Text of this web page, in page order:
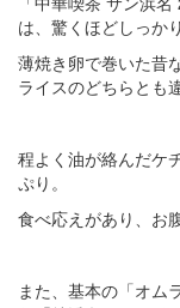
は、驚くほどしっか
薄焼き卵で巻いた昔
ライスのどちらとも
程よく油が絡んだケ
ぷり。
食べ応えがあり、お
また、基本の「オム